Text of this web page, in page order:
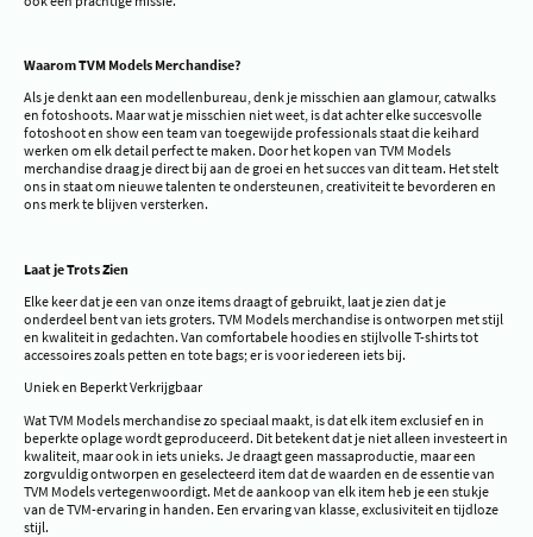
Waarom TVM Models Merchandise?
Als je denkt aan een modellenbureau, denk je misschien aan glamour, catwalks
en fotoshoots. Maar wat je misschien niet weet, is dat achter elke succesvolle
fotoshoot en show een team van toegewijde professionals staat die keihard
werken om elk detail perfect te maken. Door het kopen van TVM Models
merchandise draag je direct bij aan de groei en het succes van dit team. Het stelt
ons in staat om nieuwe talenten te ondersteunen, creativiteit te bevorderen en
ons merk te blijven versterken.
Laat je Trots Zien
Elke keer dat je een van onze items draagt of gebruikt, laat je zien dat je
onderdeel bent van iets groters. TVM Models merchandise is ontworpen met stijl
en kwaliteit in gedachten. Van comfortabele hoodies en stijlvolle T-shirts tot
accessoires zoals petten en tote bags; er is voor iedereen iets bij.
Uniek en Beperkt Verkrijgbaar
Wat TVM Models merchandise zo speciaal maakt, is dat elk item exclusief en in
beperkte oplage wordt geproduceerd. Dit betekent dat je niet alleen investeert in
kwaliteit, maar ook in iets unieks. Je draagt geen massaproductie, maar een
zorgvuldig ontworpen en geselecteerd item dat de waarden en de essentie van
TVM Models vertegenwoordigt. Met de aankoop van elk item heb je een stukje
van de TVM-ervaring in handen. Een ervaring van klasse, exclusiviteit en tijdloze
stijl.